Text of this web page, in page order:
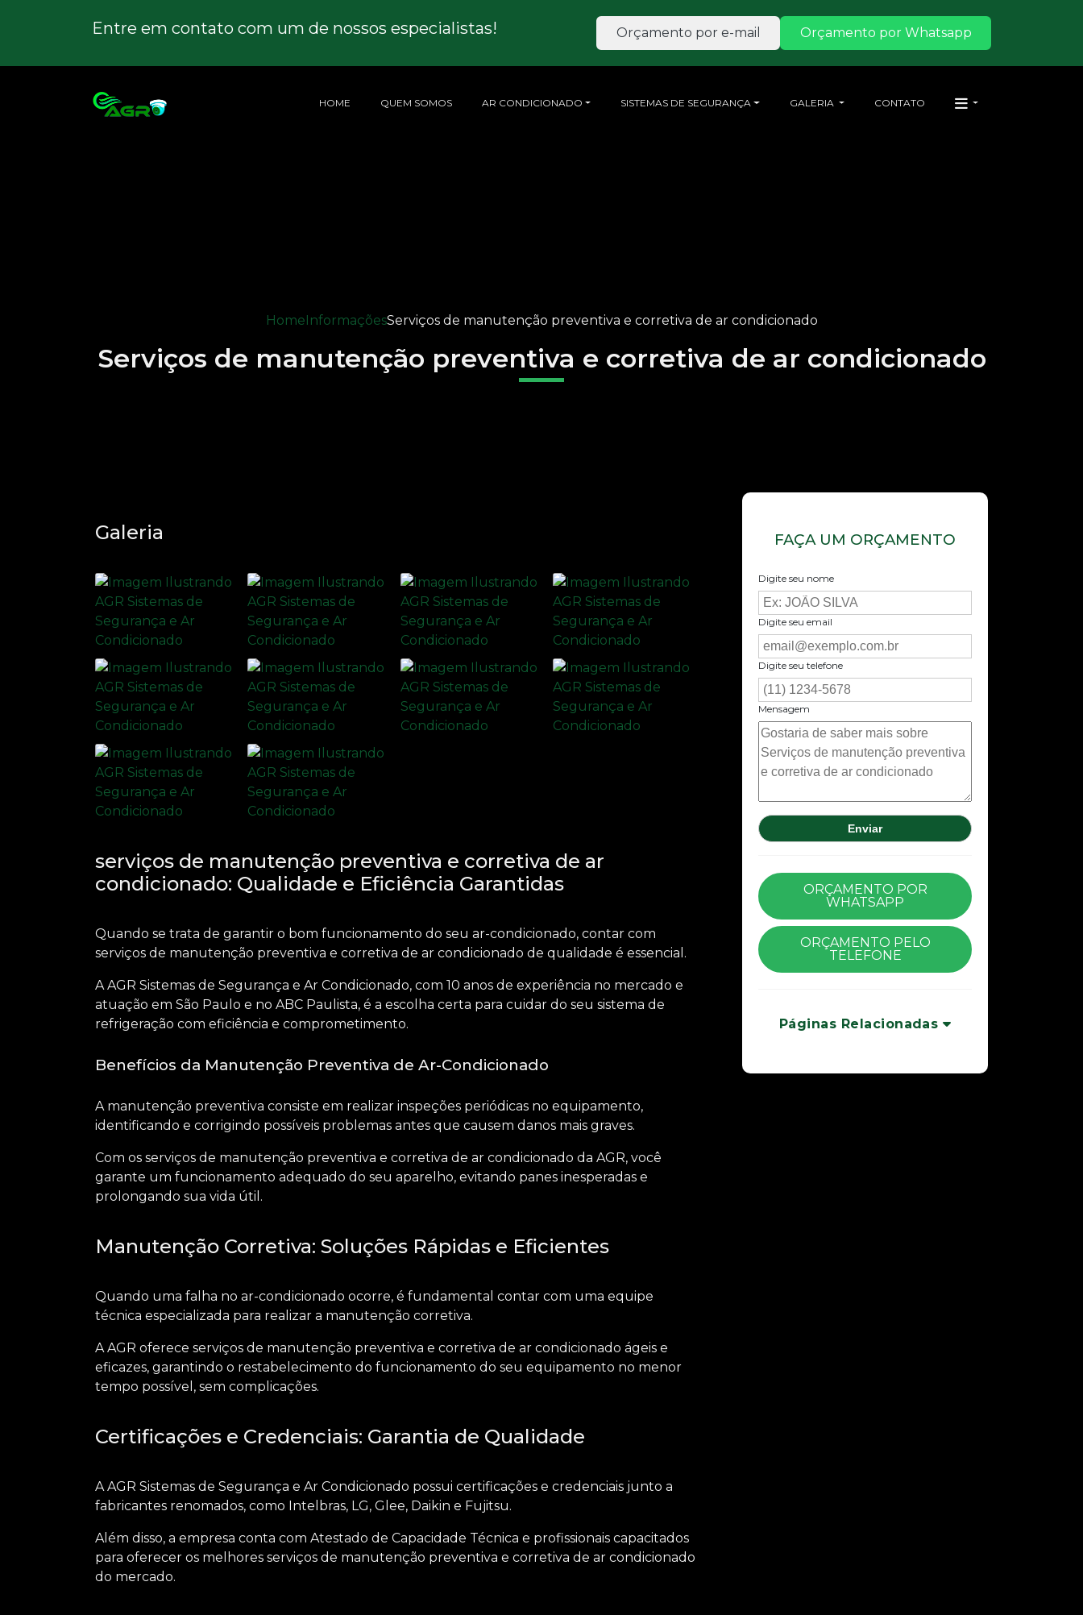
Entre em contato com um de nossos especialistas! Orçamento por e-mail Orçamento por Whatsapp
HOME QUEM SOMOS AR CONDICIONADO SISTEMAS DE SEGURANÇA GALERIA CONTATO
Home InformaçõesServiços de manutenção preventiva e corretiva de ar condicionado
Serviços de manutenção preventiva e corretiva de ar condicionado
Galeria
serviços de manutenção preventiva e corretiva de ar
condicionado: Qualidade e Eficiência Garantidas
Quando se trata de garantir o bom funcionamento do seu ar-condicionado, contar com
serviços de manutenção preventiva e corretiva de ar condicionado de qualidade é essencial.
A AGR Sistemas de Segurança e Ar Condicionado, com 10 anos de experiência no mercado e
atuação em São Paulo e no ABC Paulista, é a escolha certa para cuidar do seu sistema de
refrigeração com eficiência e comprometimento.
Benefícios da Manutenção Preventiva de Ar-Condicionado
A manutenção preventiva consiste em realizar inspeções periódicas no equipamento,
identificando e corrigindo possíveis problemas antes que causem danos mais graves.
Com os serviços de manutenção preventiva e corretiva de ar condicionado da AGR, você
garante um funcionamento adequado do seu aparelho, evitando panes inesperadas e
prolongando sua vida útil.
Manutenção Corretiva: Soluções Rápidas e Eficientes
Quando uma falha no ar-condicionado ocorre, é fundamental contar com uma equipe
técnica especializada para realizar a manutenção corretiva.
A AGR oferece serviços de manutenção preventiva e corretiva de ar condicionado ágeis e
eficazes, garantindo o restabelecimento do funcionamento do seu equipamento no menor
tempo possível, sem complicações.
Certificações e Credenciais: Garantia de Qualidade
A AGR Sistemas de Segurança e Ar Condicionado possui certificações e credenciais junto a
fabricantes renomados, como Intelbras, LG, Glee, Daikin e Fujitsu.
Além disso, a empresa conta com Atestado de Capacidade Técnica e profissionais capacitados
para oferecer os melhores serviços de manutenção preventiva e corretiva de ar condicionado
do mercado.
FAÇA UM ORÇAMENTO
Digite seu nome
Digite seu email
Digite seu telefone
Mensagem
ORÇAMENTO POR
WHATSAPP
ORÇAMENTO PELO
TELEFONE
Páginas Relacionadas